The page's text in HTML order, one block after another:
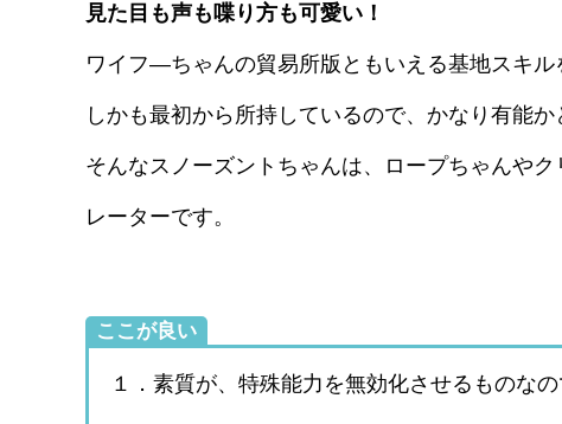
見た目も声も喋り方も可愛い！
ワイフ―ちゃんの貿易所版ともいえる基地スキル
しかも最初から所持しているので、かなり有能か
そんなスノーズントちゃんは、ロープちゃんや
レーターです。
ここが良い
１．素質が、特殊能力を無効化させるものな